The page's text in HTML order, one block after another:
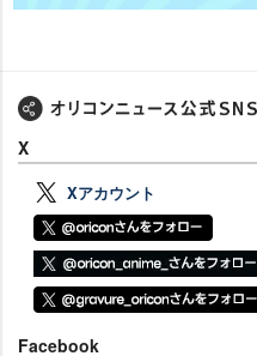
X
Xアカウント
Facebook